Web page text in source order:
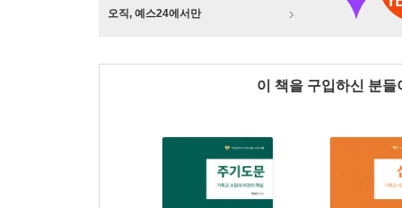
오직, 예스24에서만
이 책을 구입하신 분